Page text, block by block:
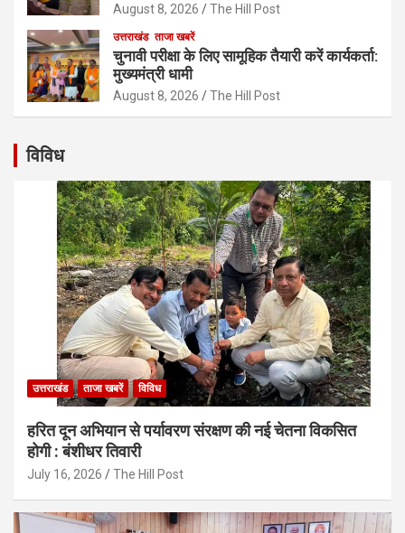
August 8, 2026 The Hill Post
उत्तराखंड ताजा खबरें
चुनावी परीक्षा के लिए सामूहिक तैयारी करें कार्यकर्ता:
मुख्यमंत्री धामी
August 8, 2026 The Hill Post
विविध
उत्तराखंड ताजा खबरें विविध
हरित दून अभियान से पर्यावरण संरक्षण की नई चेतना विकसित
होगी : बंशीधर तिवारी
July 16, 2026 The Hill Post